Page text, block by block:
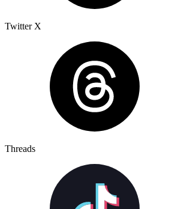
Twitter X
Threads